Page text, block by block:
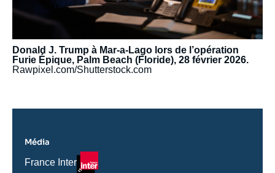
Donald J. Trump à Mar-a-Lago lors de l’opération
Furie Épique, Palm Beach (Floride), 28 février 2026.
Rawpixel.com/Shutterstock.com
Média
Nom
France Inter
Logo